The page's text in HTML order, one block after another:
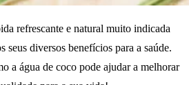
refrescante e natural muito indicada
seus diversos benefícios para a saúde.
a água de coco pode ajudar a melhorar